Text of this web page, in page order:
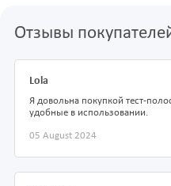
Отзывы
Lola
Я довольна покупкой тест-
удобные в использовании.
05 August 2024